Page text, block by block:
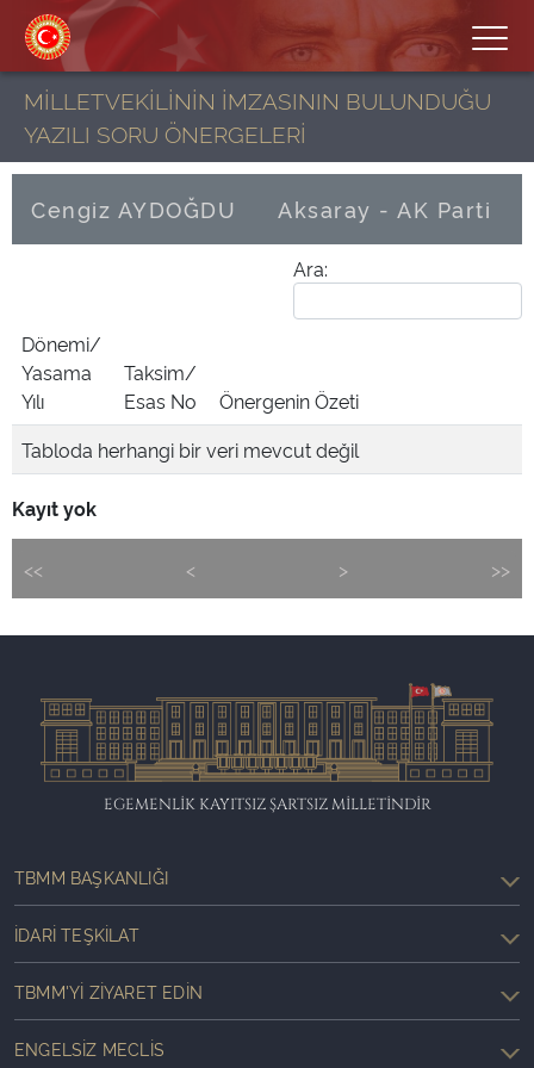
MİLLETVEKİLİNİN İMZASININ BULUNDUĞU
YAZILI SORU ÖNERGELERİ
Cengiz AYDOĞDU Aksaray - AK Parti
Ara:
Dönemi/
Yasama
Yılı
Taksim/
Esas No
Önergenin Özeti
Tabloda herhangi bir veri mevcut değil
Kayıt yok
<< < > >>
EGEMENLİK KAYITSIZ ŞARTSIZ MİLLETİNDİR
TBMM BAŞKANLIĞI
İDARI TEŞKILAT
TBMM'YI ZIYARET EDIN
ENGELSIZ MECLIS